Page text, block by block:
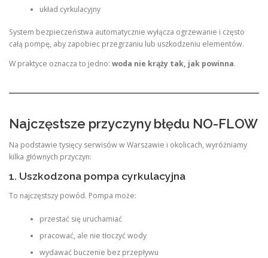
układ cyrkulacyjny
System bezpieczeństwa automatycznie wyłącza ogrzewanie i często
całą pompę, aby zapobiec przegrzaniu lub uszkodzeniu elementów.
W praktyce oznacza to jedno: woda nie krąży tak, jak powinna.
Najczęstsze przyczyny błędu NO-FLOW
Na podstawie tysięcy serwisów w Warszawie i okolicach, wyróżniamy
kilka głównych przyczyn:
1. Uszkodzona pompa cyrkulacyjna
To najczęstszy powód. Pompa może:
przestać się uruchamiać
pracować, ale nie tłoczyć wody
wydawać buczenie bez przepływu